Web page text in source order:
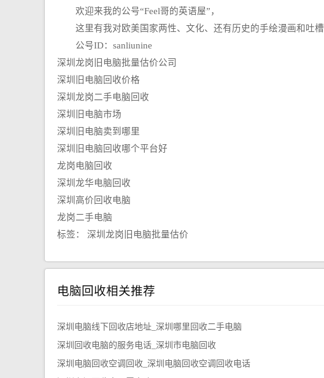
欢迎来我的公号“Feel哥的英语屋”，
这里有我对欧美国家两性、文化、还有历史的手绘漫画和吐槽
公号ID：sanliunine
深圳龙岗旧电脑批量估价公司
深圳旧电脑回收价格
深圳龙岗二手电脑回收
深圳旧电脑市场
深圳旧电脑卖到哪里
深圳旧电脑回收哪个平台好
龙岗电脑回收
深圳龙华电脑回收
深圳高价回收电脑
龙岗二手电脑
标签：
深圳龙岗旧电脑批量估价
电脑回收相关推荐
深圳电脑线下回收店地址_深圳哪里回收二手电脑
深圳回收电脑的服务电话_深圳市电脑回收
深圳电脑回收空调回收_深圳电脑回收空调回收电话